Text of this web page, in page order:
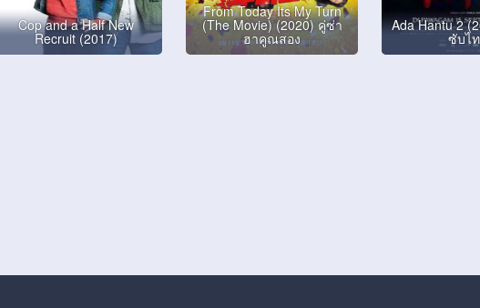
Cop and a Half New
Recruit (2017)
From Today Its My Turn
(The Movie) (2020) คู่ซ่า
ฮาคูณสอง
Ada Hantu 2
ซับไ